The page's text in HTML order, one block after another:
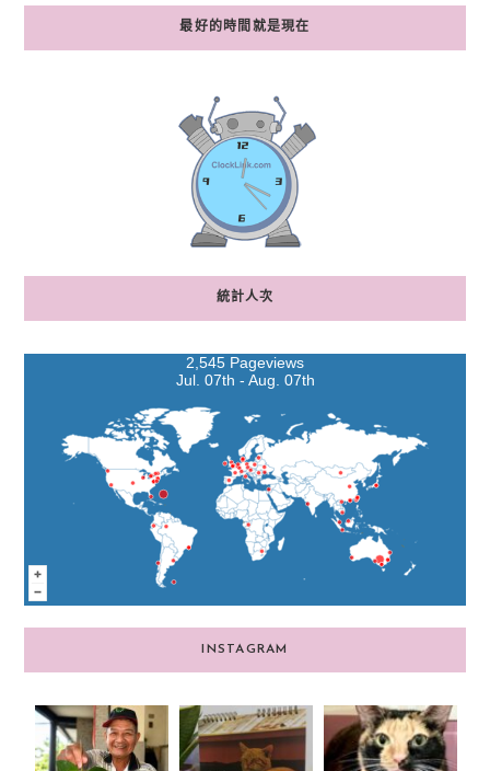
最好的時間就是現在
統計人次
2,545 Pageviews
Jul. 07th - Aug. 07th
INSTAGRAM